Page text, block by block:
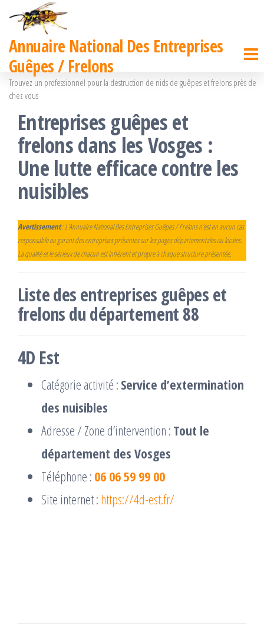
Passer
contenu
Annuaire National Des Entreprises
Guêpes / Frelons
Trouvez un professionnel pour la destruction de nids de guêpes et frelons près de
chez vous
Entreprises guêpes et
frelons dans les Vosges :
Une lutte efficace contre les
nuisibles
Avertissement: L’Annuaire National Des Entreprises Guêpes / Frelons n’est en aucun cas
responsable ou garant des entreprises présentes sur les pages départementales ou locales.
La qualité et le sérieux de chacun est inhérent et propre à chaque structure présentée.
Liste des entreprises guêpes et
frelons du département 88
4D Est
Catégorie activité : Service d’extermination
des nuisibles
Adresse / Zone d’intervention : Tout le
département des Vosges
Téléphone : 06 06 59 99 00
Site internet : https://4d-est.fr/